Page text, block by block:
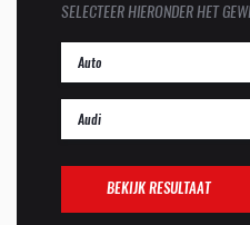
SELECTEER HIERONDER HET
BEKIJK RESULTAAT